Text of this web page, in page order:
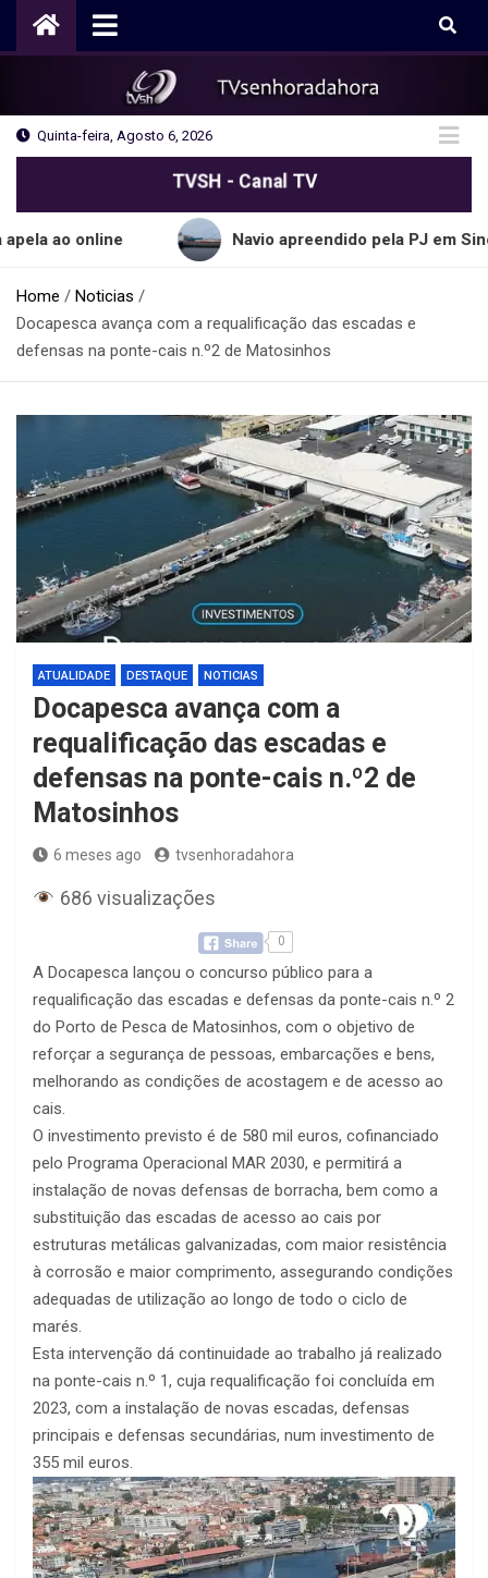
Quinta-feira, Agosto 6, 2026
TVSH - Canal TV
Navio apreendido pela PJ em Sines
Home
Noticias
Docapesca avança com a requalificação das escadas e
defensas na ponte-cais n.º2 de Matosinhos
ATUALIDADE DESTAQUE NOTICIAS
Docapesca avança com a
requalificação das escadas e
defensas na ponte-cais n.º2 de
Matosinhos
6 meses ago tvsenhoradahora
686 visualizações
0
A Docapesca lançou o concurso público para a
requalificação das escadas e defensas da ponte-cais n.º 2
do Porto de Pesca de Matosinhos, com o objetivo de
reforçar a segurança de pessoas, embarcações e bens,
melhorando as condições de acostagem e de acesso ao
cais.
O investimento previsto é de 580 mil euros, cofinanciado
pelo Programa Operacional MAR 2030, e permitirá a
instalação de novas defensas de borracha, bem como a
substituição das escadas de acesso ao cais por
estruturas metálicas galvanizadas, com maior resistência
à corrosão e maior comprimento, assegurando condições
adequadas de utilização ao longo de todo o ciclo de
marés.
Esta intervenção dá continuidade ao trabalho já realizado
na ponte-cais n.º 1, cuja requalificação foi concluída em
2023, com a instalação de novas escadas, defensas
principais e defensas secundárias, num investimento de
355 mil euros.